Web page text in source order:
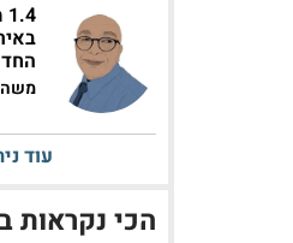
משה
עוד
הכי נקראות